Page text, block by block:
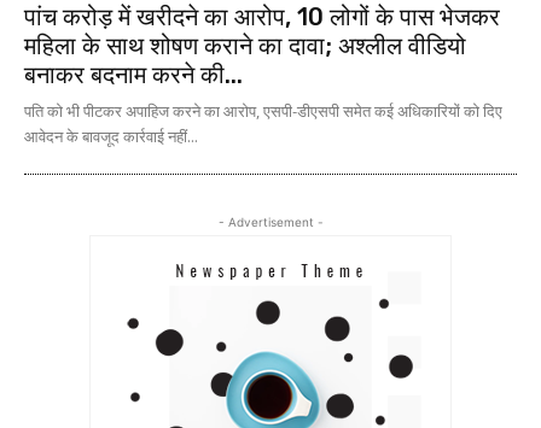
पांच करोड़ में खरीदने का आरोप, 10 लोगों के पास भेजकर
महिला के साथ शोषण कराने का दावा; अश्लील वीडियो
बनाकर बदनाम करने की...
पति को भी पीटकर अपाहिज करने का आरोप, एसपी-डीएसपी समेत कई अधिकारियों को दिए
आवेदन के बावजूद कार्रवाई नहीं...
- Advertisement -